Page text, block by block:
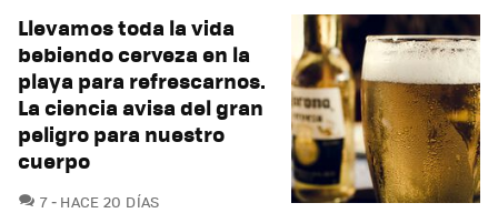
Llevamos toda la vida
bebiendo cerveza en la
playa para refrescarnos.
La ciencia avisa del gran
peligro para nuestro
cuerpo
7COMENTARIOS
HACE 20 DÍAS